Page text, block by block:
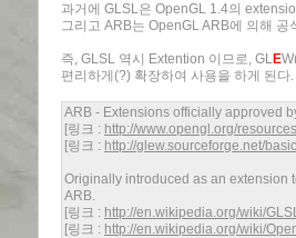
과거에 GLSL은 OpenGL 1.4의
그리고 ARB는 OpenGL ARB에 의해
즉, GLSL 역시 Extention 이므로, GLE
편리하게(?) 확장하여 사용을 하게 된다.
ARB - Extensions officially approved
[링크 : http://www.opengl.org/
[링크 : http://glew.sourceforge.net/
Originally introduced as an extension
ARB.
[링크 : http://en.wikipedia.org/wiki/
[링크 : http://en.wikipedia.org/wiki/